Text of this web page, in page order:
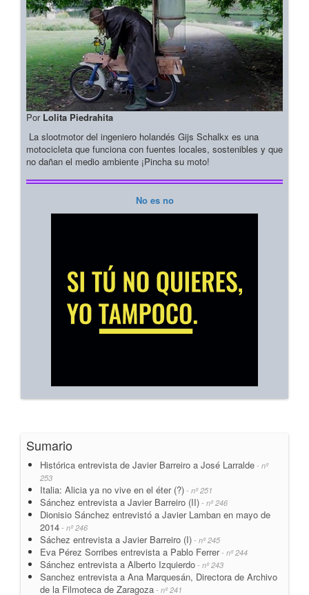
Por Lolita Piedrahita
La slootmotor del ingeniero holandés Gijs Schalkx es una
motocicleta que funciona con fuentes locales, sostenibles y que
no dañan el medio ambiente ¡Pincha su moto!
No es no
Sumario
Histórica entrevista de Javier Barreiro a José Larralde - nº
253
Italia: Alicia ya no vive en el éter (?) - nº 251
Sánchez entrevista a Javier Barreiro (II) - nº 246
Dionisio Sánchez entrevistó a Javier Lamban en mayo de
2014 - nº 246
Sáchez entrevista a Javier Barreiro (I) - nº 245
Eva Pérez Sorribes entrevista a Pablo Ferrer- nº 244
Sánchez entrevista a Alberto Izquierdo - nº 243
Sanchez entrevista a Ana Marquesán, Directora de Archivo
de la Filmoteca de Zaragoza - nº 241